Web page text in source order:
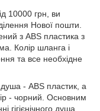
10000 грн, ви
Нової пошти.
з ABS пластика з
Колір шланга і
та все необхідне
- ABS пластик, а
- чорний. Основним
гігієнічного душа